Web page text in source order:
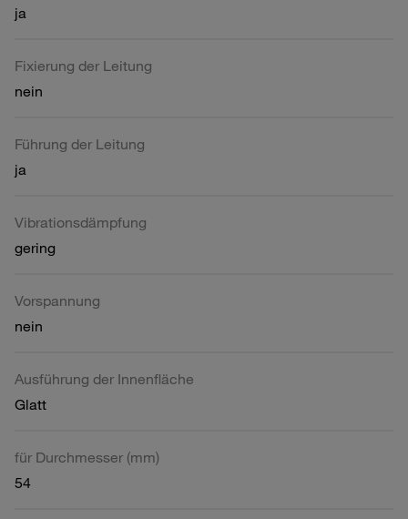
ja
Fixierung der Leitung
nein
Führung der Leitung
ja
Vibrationsdämpfung
gering
Vorspannung
nein
Ausführung der Innenfläche
Glatt
für Durchmesser (mm)
54